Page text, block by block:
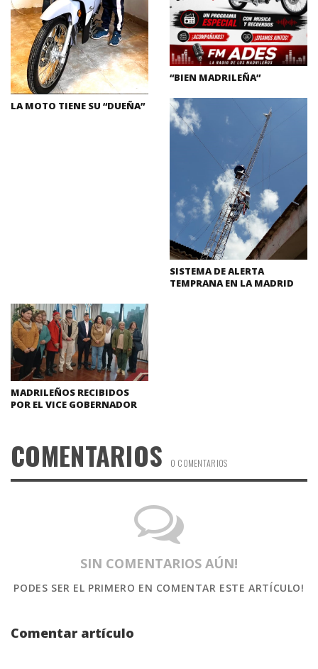
LA MOTO TIENE SU “DUEÑA”
“BIEN MADRILEÑA”
SISTEMA DE ALERTA
TEMPRANA EN LA MADRID
MADRILEÑOS RECIBIDOS
POR EL VICE GOBERNADOR
COMENTARIOS 0 COMENTARIOS
SIN COMENTARIOS AÚN!
PODES SER EL PRIMERO EN COMENTAR ESTE ARTÍCULO!
Comentar artículo